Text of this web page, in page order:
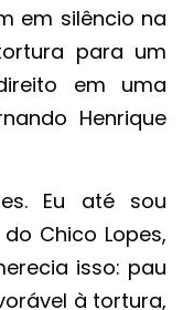
em silêncio na
para um
em uma
Henrique
Eu até sou
Chico Lopes,
isso: pau
à tortura,